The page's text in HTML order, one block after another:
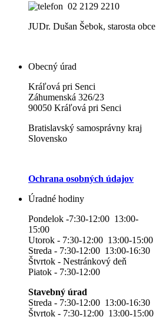
02 2129 2210
JUDr. Dušan Šebok, starosta obce
Obecný úrad
Kráľová pri Senci
Záhumenská 326/23
90050 Kráľová pri Senci
Bratislavský samosprávny kraj
Slovensko
Ochrana osobných údajov
Úradné hodiny
Pondelok -7:30-12:00 13:00-
15:00
Utorok - 7:30-12:00 13:00-15:00
Streda - 7:30-12:00 13:00-16:30
Štvrtok - Nestránkový deň
Piatok - 7:30-12:00
Stavebný úrad
Streda - 7:30-12:00 13:00-16:30
Štvrtok - 7:30-12:00 13:00-15:00